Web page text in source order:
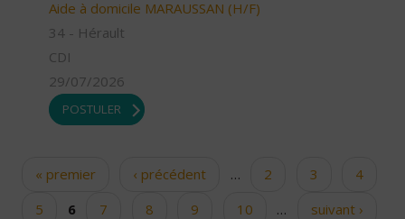
Aide à domicile MARAUSSAN (H/F)
34 - Hérault
CDI
29/07/2026
POSTULER
Pages« premier ‹ précédent … 2 3
4
5
6 7 8 9 10 …
suivant ›